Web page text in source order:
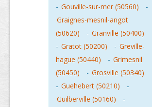
- Gouville-sur-mer (50560)
-
Graignes-mesnil-angot
(50620)
- Granville (50400)
- Gratot (50200) - Greville-
hague (50440)
- Grimesnil
(50450)
- Grosville (50340)
- Guehebert (50210)
-
Guilberville (50160)
-